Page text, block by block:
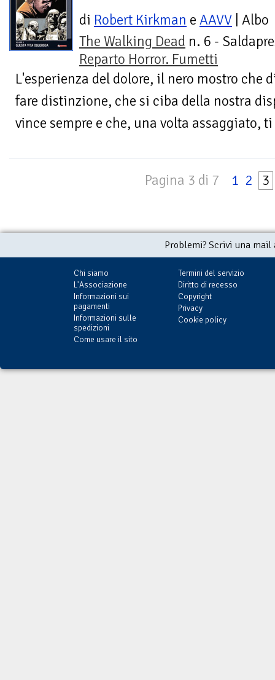
di Robert Kirkman e AAVV | Albo
The Walking Dead n. 6 -
Reparto Horror. Fumetti
L'esperienza del dolore, il nero mostro che
fare distinzione, che si ciba della nostra
vince sempre e che, una volta assaggiato,
Pagina 3 di 7 1 2 3
Problemi? Scrivi una
Chi siamo
L'Associazione
Informazioni sui
pagamenti
Informazioni sulle
spedizioni
Come usare il sito
Termini del servizio
Diritto di recesso
Copyright
Privacy
Cookie policy